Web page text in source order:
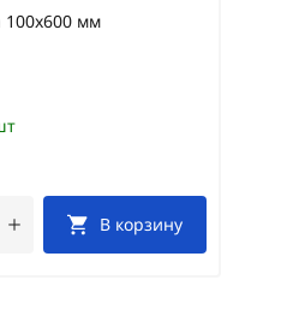
мм
В корзину